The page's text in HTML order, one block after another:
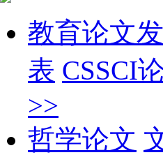
教育论文
表 CSSCI
>>
哲学论文